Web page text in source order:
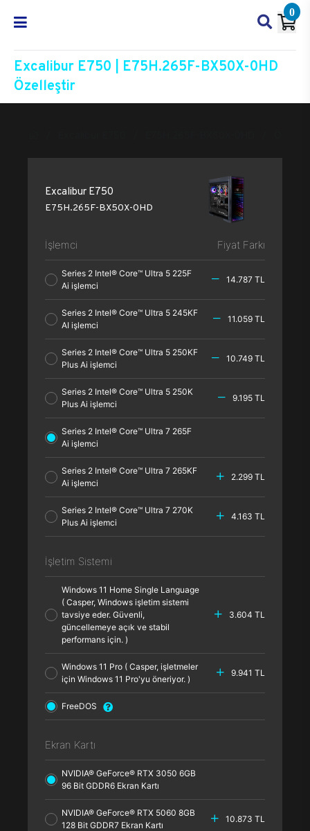
0
Excalibur E750 | E75H.265F-BX50X-0HD
Özelleştir
Excalibur E750
E75H.265F-BX50X-0HD
İşlemci Fiyat Farkı
Series 2 Intel® Core™ Ultra 5 225F
Ai işlemci
14.787 TL
Series 2 Intel® Core™ Ultra 5 245KF
AI işlemci
11.059 TL
Series 2 Intel® Core™ Ultra 5 250KF
Plus Ai işlemci
10.749 TL
Series 2 Intel® Core™ Ultra 5 250K
Plus Ai işlemci
9.195 TL
Series 2 Intel® Core™ Ultra 7 265F
Ai işlemci
Series 2 Intel® Core™ Ultra 7 265KF
Ai işlemci
2.299 TL
Series 2 Intel® Core™ Ultra 7 270K
Plus Ai işlemci
4.163 TL
İşletim Sistemi
Windows 11 Home Single Language
( Casper, Windows işletim sistemi
tavsiye eder. Güvenli,
güncellemeye açık ve stabil
performans için. )
3.604 TL
Windows 11 Pro ( Casper, işletmeler
için Windows 11 Pro'yu öneriyor. )
9.941 TL
FreeDOS
Ekran Kartı
NVIDIA® GeForce® RTX 3050 6GB
96 Bit GDDR6 Ekran Kartı
NVIDIA® GeForce® RTX 5060 8GB
128 Bit GDDR7 Ekran Kartı
10.873 TL